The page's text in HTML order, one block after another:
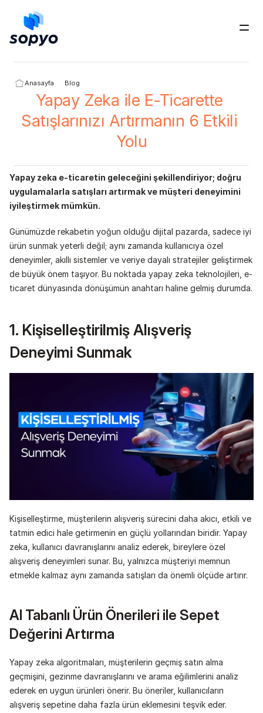
Anasayfa Blog
Yapay Zeka ile E-Ticarette
Satışlarınızı Artırmanın 6 Etkili
Yolu
Yapay zeka e-ticaretin geleceğini şekillendiriyor; doğru
uygulamalarla satışları artırmak ve müşteri deneyimini
iyileştirmek mümkün.
Günümüzde rekabetin yoğun olduğu dijital pazarda, sadece iyi
ürün sunmak yeterli değil; aynı zamanda kullanıcıya özel
deneyimler, akıllı sistemler ve veriye dayalı stratejiler geliştirmek
de büyük önem taşıyor. Bu noktada yapay zeka teknolojileri, e-
ticaret dünyasında dönüşümün anahtarı haline gelmiş durumda.
1. Kişiselleştirilmiş Alışveriş
Deneyimi Sunmak
Kişiselleştirme, müşterilerin alışveriş sürecini daha akıcı, etkili ve
tatmin edici hale getirmenin en güçlü yollarından biridir. Yapay
zeka, kullanıcı davranışlarını analiz ederek, bireylere özel
alışveriş deneyimleri sunar. Bu, yalnızca müşteriyi memnun
etmekle kalmaz aynı zamanda satışları da önemli ölçüde artırır.
AI Tabanlı Ürün Önerileri ile Sepet
Değerini Artırma
Yapay zeka algoritmaları, müşterilerin geçmiş satın alma
geçmişini, gezinme davranışlarını ve arama eğilimlerini analiz
ederek en uygun ürünleri önerir. Bu öneriler, kullanıcıların
alışveriş sepetine daha fazla ürün eklemesini teşvik eder.